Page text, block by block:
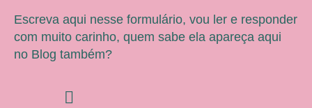
Escreva aqui nesse formulário, vou ler e responder
com muito carinho, quem sabe ela apareça aqui
no Blog também?